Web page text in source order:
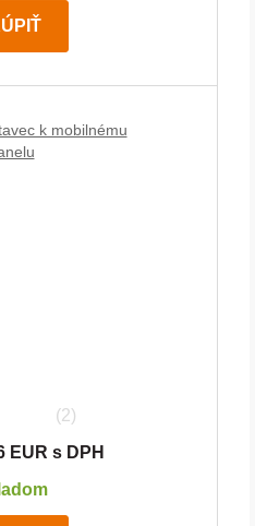
k mobilnému
(2)
EUR s DPH